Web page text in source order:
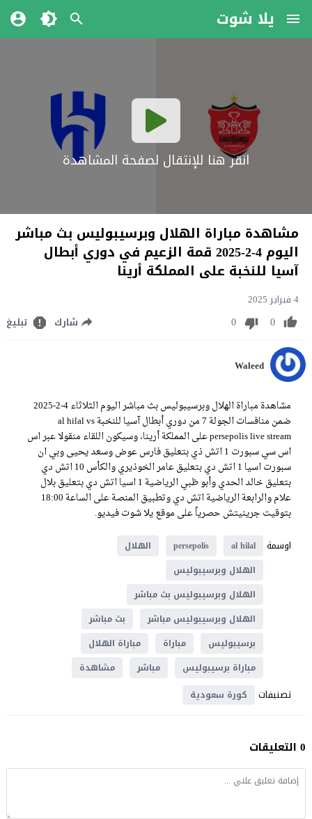
يلا شوت
انقر هنا للإنتقال لصفحة المشاهدة
مشاهدة مباراة الهلال وبرسيبوليس بث مباشر
اليوم 4-2-2025 قمة الزعيم في دوري أبطال
آسيا للنخبة على المملكة أرينا
4 فبراير 2025
0
0 شارك تبليغ
Waleed
مشاهدة مباراة الهلال وبرسيبوليس بث مباشر اليوم الثلاثاء 4-2-2025
ضمن منافسات الجولة 7 من دوري أبطال آسيا للنخبة al hilal vs
persepolis live stream على المملكة أرينا، وسيكون اللقاء منقولا عبر اس
اس سي سبورت 1 اتش ذي بتعليق فارس عوض وسعد يحيى وبي ان
سبورت اسيا 1 اتش دي بتعليق عامر الخوذيري والكأس 10 اتش دي
بتعليق خالد الحدي وأبو ظبي الرياضية 1 اسيا اتش دي بتعليق بلال
علام والرابعة الرياضية اتش دي وتطبيق المنصة على الساعة 18:00
بتوقيت جرينيتش حصرياً على موقع يلا شوت فيديو.
اوسمة
al hilal
persepolis
الهلال
الهلال وبرسيبوليس
الهلال وبرسيبوليس بث مباشر
الهلال وبرسيبوليس مباشر
بث مباشر
برسيبوليس
مباراة
مباراة الهلال
مباراة برسيبوليس
مباشر مشاهدة
تصنيفات كورة سعودية
0 التعليقات